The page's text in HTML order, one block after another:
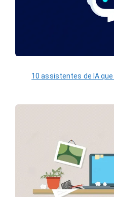
10 assistentes de IA